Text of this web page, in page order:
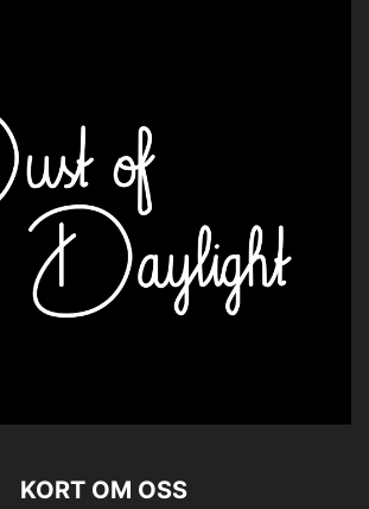
KORT OM OSS